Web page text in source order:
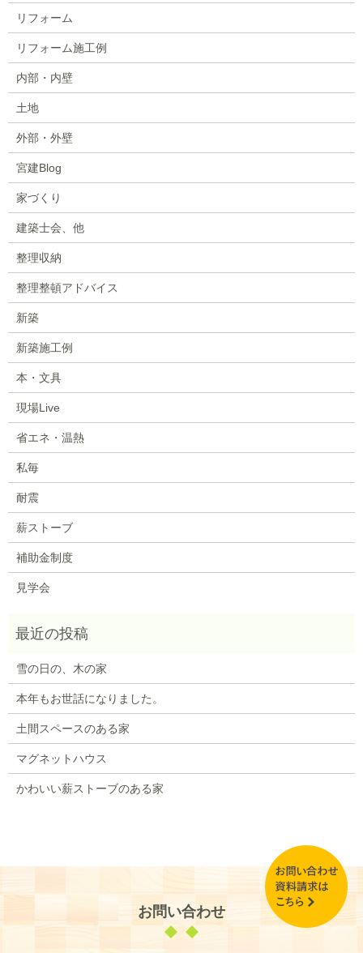
リフォーム
リフォーム施工例
内部・内壁
土地
外部・外壁
宮建Blog
家づくり
建築士会、他
整理収納
整理整頓アドバイス
新築
新築施工例
本・文具
現場Live
省エネ・温熱
私毎
耐震
薪ストーブ
補助金制度
見学会
雪の日の、木の家
本年もお世話になりました。
土間スペースのある家
マグネットハウス
かわいい薪ストーブのある家
お問い合わせ